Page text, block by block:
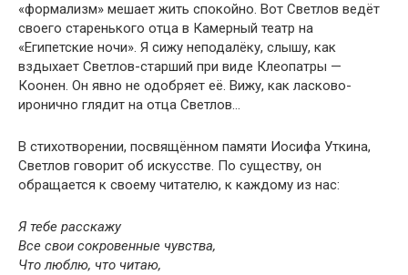
«формализм» мешает жить спокойно. Вот Светлов ведёт
своего старенького отца в Камерный театр на
«Египетские ночи». Я сижу неподалёку, слышу, как
вздыхает Светлов-старший при виде Клеопатры —
Коонен. Он явно не одобряет её. Вижу, как ласково-
иронично глядит на отца Светлов…
В стихотворении, посвящённом памяти Иосифа Уткина,
Светлов говорит об искусстве. По существу, он
обращается к своему читателю, к каждому из нас:
Я тебе расскажу
Все свои сокровенные чувства,
Что люблю, что читаю,